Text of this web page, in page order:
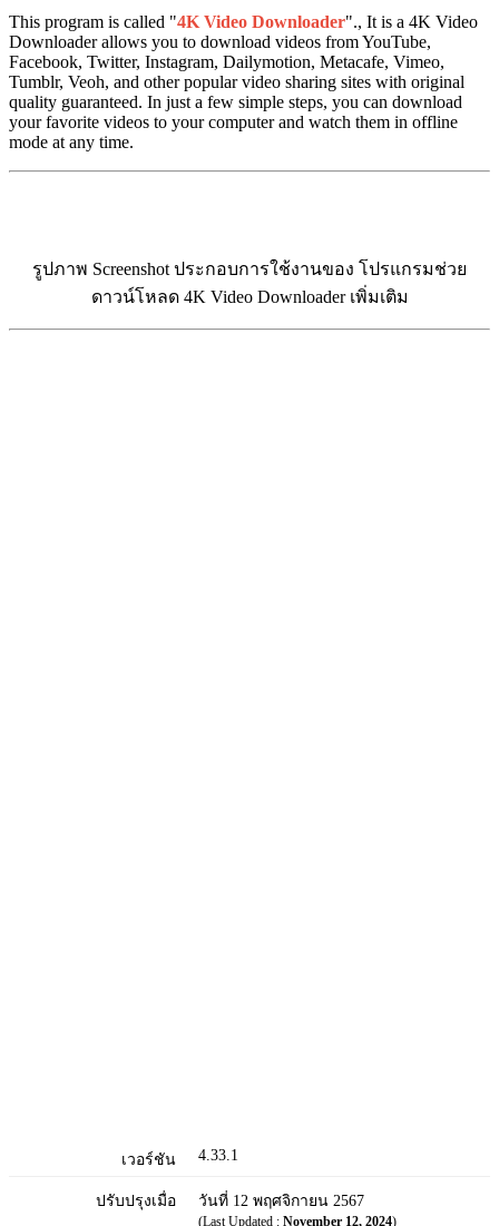
This program is called "4K Video Downloader"., It is a 4K Video
Downloader allows you to download videos from YouTube,
Facebook, Twitter, Instagram, Dailymotion, Metacafe, Vimeo,
Tumblr, Veoh, and other popular video sharing sites with original
quality guaranteed. In just a few simple steps, you can download
your favorite videos to your computer and watch them in offline
mode at any time.
รูปภาพ Screenshot ประกอบการใช้งานของ โปรแกรมช่วย
ดาวน์โหลด 4K Video Downloader เพิ่มเติม
เวอร์ชัน 4.33.1
ปรับปรุงเมื่อ วันที่ 12 พฤศจิกายน 2567
(Last Updated : November 12, 2024)